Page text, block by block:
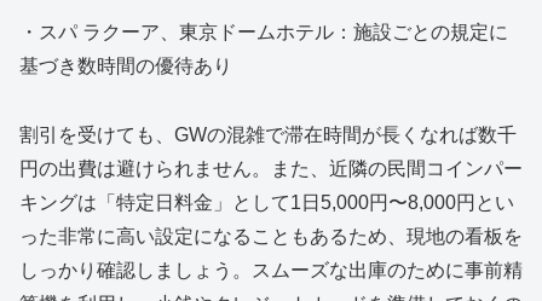
・スパ ラクーア、東京ドームホテル：施設ごとの規定に
基づき数時間の優待あり
割引を受けても、GWの混雑で滞在時間が長くなれば数千
円の出費は避けられません。また、近隣の民間コインパー
キングは「特定日料金」として1日5,000円〜8,000円とい
った非常に高い設定になることもあるため、現地の看板を
しっかり確認しましょう。スムーズな出庫のために事前精